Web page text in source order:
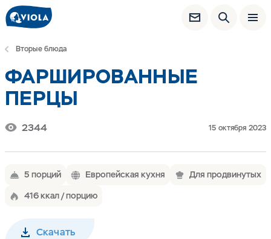
Вторые блюда
ФАРШИРОВАННЫЕ
ПЕРЦЫ
2344 15 октября 2023
5 порций Европейская кухня
Для продвинутых
416 ккал / порцию
Скачать